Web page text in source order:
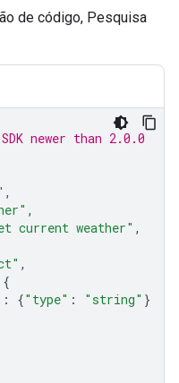
de código, Pesquisa
newer than 2.0.0
,
,
current weather" ,
,
{
: {"type" : "string" }